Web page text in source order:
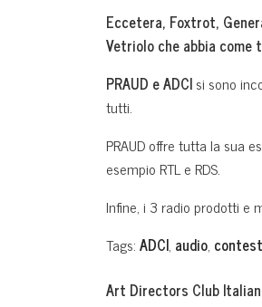
Eccetera, Foxtrot,
Vetriolo che abbia
PRAUD e ADCIsi sono
tutti.
PRAUD offre tutta la sua
esempio RTL e RDS.
Infine, i 3 radio prodotti e
Tags:ADCI, audio,
Art Directors Club